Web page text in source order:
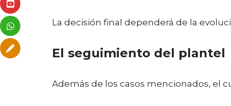
La decisión final dependerá de la
El seguimiento del plantel
Además de los casos mencionados, el